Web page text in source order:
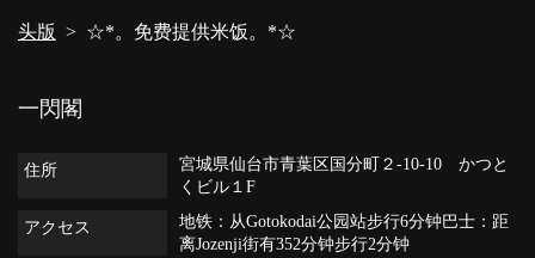
头版 ☆*。免费提供米饭。*☆
閉じる
一閃閣
住所
宮城県仙台市青葉区国分町２-10‐10 かつと
くビル１F
アクセス
地铁：从Gotokodai公园站步行6分钟巴士：距
离Jozenji街有352分钟步行2分钟